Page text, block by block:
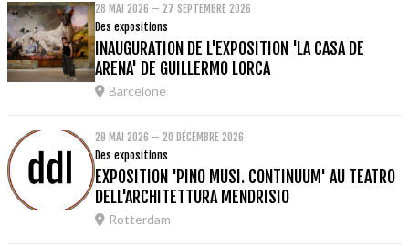
28 MAI 2026 – 27 SEPTEMBRE 2026
Des expositions
INAUGURATION DE L'EXPOSITION 'LA CASA DE
ARENA' DE GUILLERMO LORCA
Barcelone
29 MAI 2026 – 20 DÉCEMBRE 2026
Des expositions
EXPOSITION 'PINO MUSI. CONTINUUM' AU TEATRO
DELL'ARCHITETTURA MENDRISIO
Rotterdam